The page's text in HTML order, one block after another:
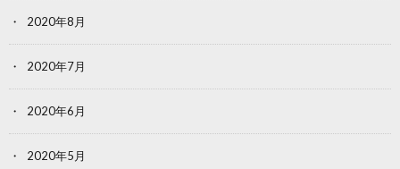
2020年8月
2020年7月
2020年6月
2020年5月